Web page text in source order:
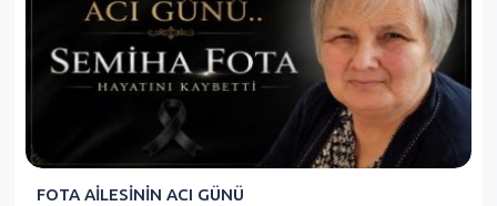
FOTA AİLESİNİN ACI GÜNÜ